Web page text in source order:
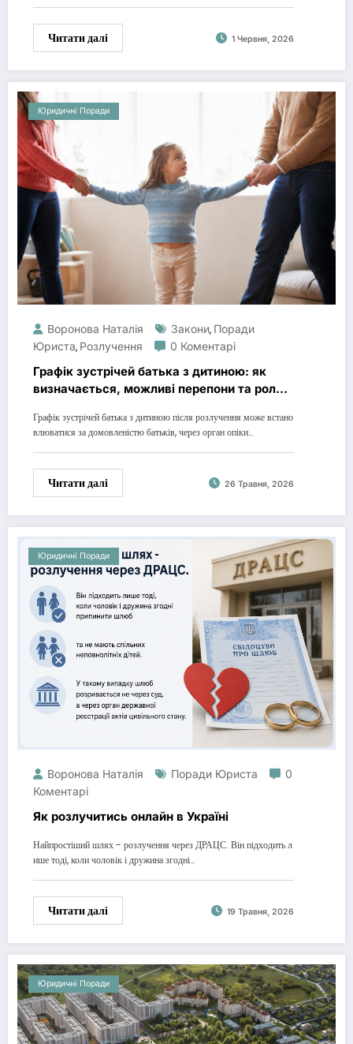
Читати далі 1 Червня, 2026
Юридичні Поради
Воронова Наталія Закони, Поради
Юриста, Розлучення 0 Коментарі
Графік зустрічей батька з дитиною: як
визначається, можливі перепони та роль
Графік зустрічей батька з дитиною після розлучення може встано
влюватися за домовленістю батьків, через орган опіки…
Читати далі 26 Травня, 2026
Юридичні Поради
Воронова Наталія Поради Юриста
0
Коментарі
Як розлучитись онлайн в Україні
Найпростіший шлях - розлучення через ДРАЦС. Він підходить л
ише тоді, коли чоловік і дружина згодні…
Читати далі 19 Травня, 2026
Юридичні Поради